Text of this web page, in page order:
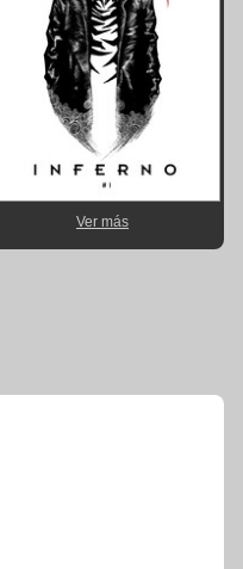
Ver más